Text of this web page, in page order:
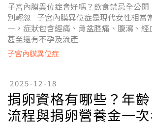
子宮內膜異位症會好嗎？飲食禁忌全公
別輕忽 子宮內膜異位症是現代女性相當
一，症狀包含經痛、骨盆腔痛、腹瀉、
甚至還有不孕及流產
子宮內膜異位症
2025-12-18
捐卵資格有哪些？年齡
流程與捐卵營養金一